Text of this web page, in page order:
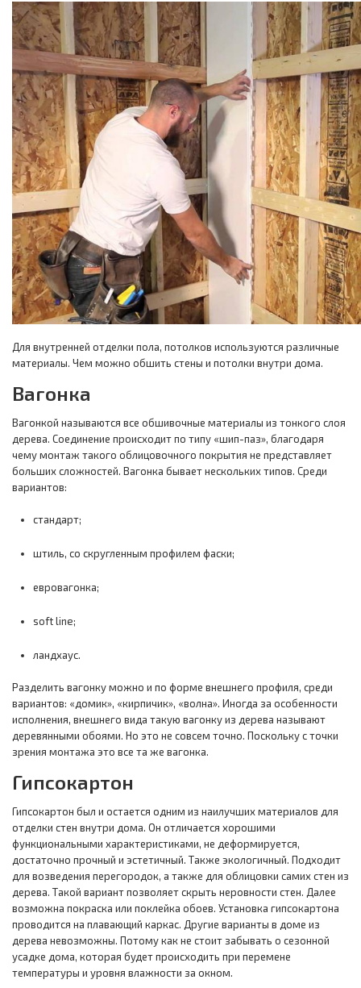
Для внутренней отделки пола, потолков используются различные
материалы. Чем можно обшить стены и потолки внутри дома.
Вагонка
Вагонкой называются все обшивочные материалы из тонкого слоя
дерева. Соединение происходит по типу «шип-паз», благодаря
чему монтаж такого облицовочного покрытия не представляет
больших сложностей. Вагонка бывает нескольких типов. Среди
вариантов:
стандарт;
штиль, со скругленным профилем фаски;
евровагонка;
soft line;
ландхаус.
Разделить вагонку можно и по форме внешнего профиля, среди
вариантов: «домик», «кирпичик», «волна». Иногда за особенности
исполнения, внешнего вида такую вагонку из дерева называют
деревянными обоями. Но это не совсем точно. Поскольку с точки
зрения монтажа это все та же вагонка.
Гипсокартон
Гипсокартон был и остается одним из наилучших материалов для
отделки стен внутри дома. Он отличается хорошими
функциональными характеристиками, не деформируется,
достаточно прочный и эстетичный. Также экологичный. Подходит
для возведения перегородок, а также для облицовки самих стен из
дерева. Такой вариант позволяет скрыть неровности стен. Далее
возможна покраска или поклейка обоев. Установка гипсокартона
проводится на плавающий каркас. Другие варианты в доме из
дерева невозможны. Потому как не стоит забывать о сезонной
усадке дома, которая будет происходить при перемене
температуры и уровня влажности за окном.